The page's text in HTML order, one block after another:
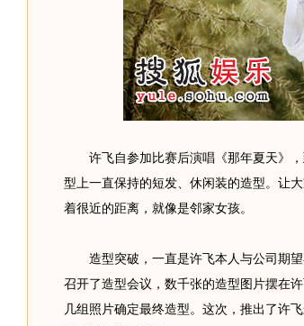
许飞自参加比赛后演唱《那年夏天》，
型上一直保持的短发、休闲装的造型。让
着很近的距离，就像是邻家女孩。
造型突破，一直是许飞本人与公司期望
召开了造型会议，数千张的造型图片摆在
几组照片确定最终造型。这次，推出了许